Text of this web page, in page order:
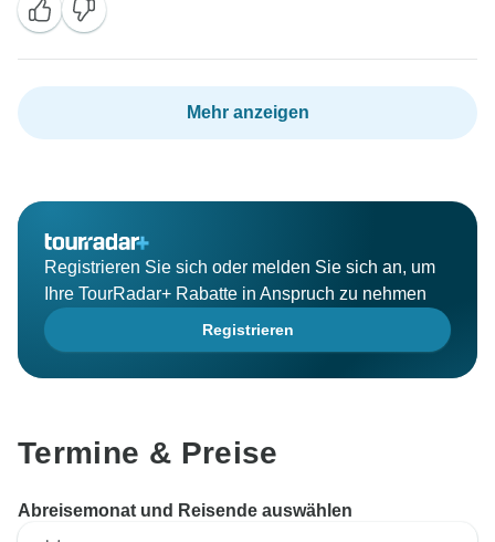
Mehr anzeigen
Registrieren Sie sich oder melden Sie sich an, um
Ihre TourRadar+ Rabatte in Anspruch zu nehmen
Registrieren
Termine & Preise
Abreisemonat und Reisende auswählen